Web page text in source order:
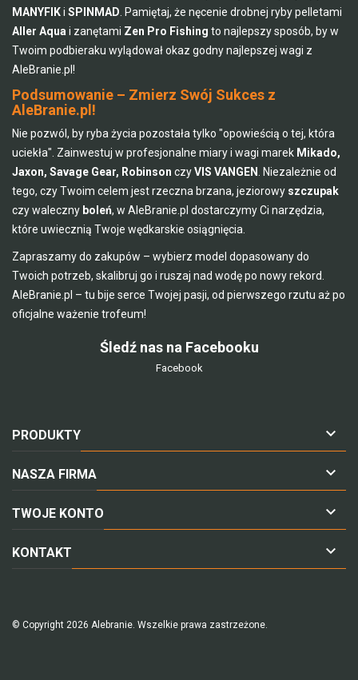
MANYFIKi SPINMAD . Pamiętaj, że nęcenie drobnej ryby pelletami
Aller Aqua i zanętami Zen Pro Fishing to najlepszy sposób, by w
Twoim podbieraku wylądował okaz godny najlepszej wagi z
AleBranie.pl!
Podsumowanie – Zmierz Swój Sukces z
AleBranie.pl!
Nie pozwól, by ryba życia pozostała tylko "opowieścią o tej, która
uciekła". Zainwestuj w profesjonalne miary i wagi marek Mikado,
Jaxon, Savage Gear, Robinson czyVIS VANGEN
. Niezależnie od
tego, czy Twoim celem jest rzeczna brzana, jeziorowy szczupak
czy waleczny boleń, w AleBranie.pl dostarczymy Ci narzędzia,
które uwiecznią Twoje wędkarskie osiągnięcia.
Zapraszamy do zakupów – wybierz model dopasowany do
Twoich potrzeb, skalibruj go i ruszaj nad wodę po nowy rekord.
AleBranie.pl – tu bije serce Twojej pasji, od pierwszego rzutu aż po
oficjalne ważenie trofeum!
Śledź nas na Facebooku
Facebook
PRODUKTY 
NASZA FIRMA 
TWOJE KONTO 
KONTAKT 
© Copyright 2026 Alebranie. Wszelkie prawa zastrzeżone.